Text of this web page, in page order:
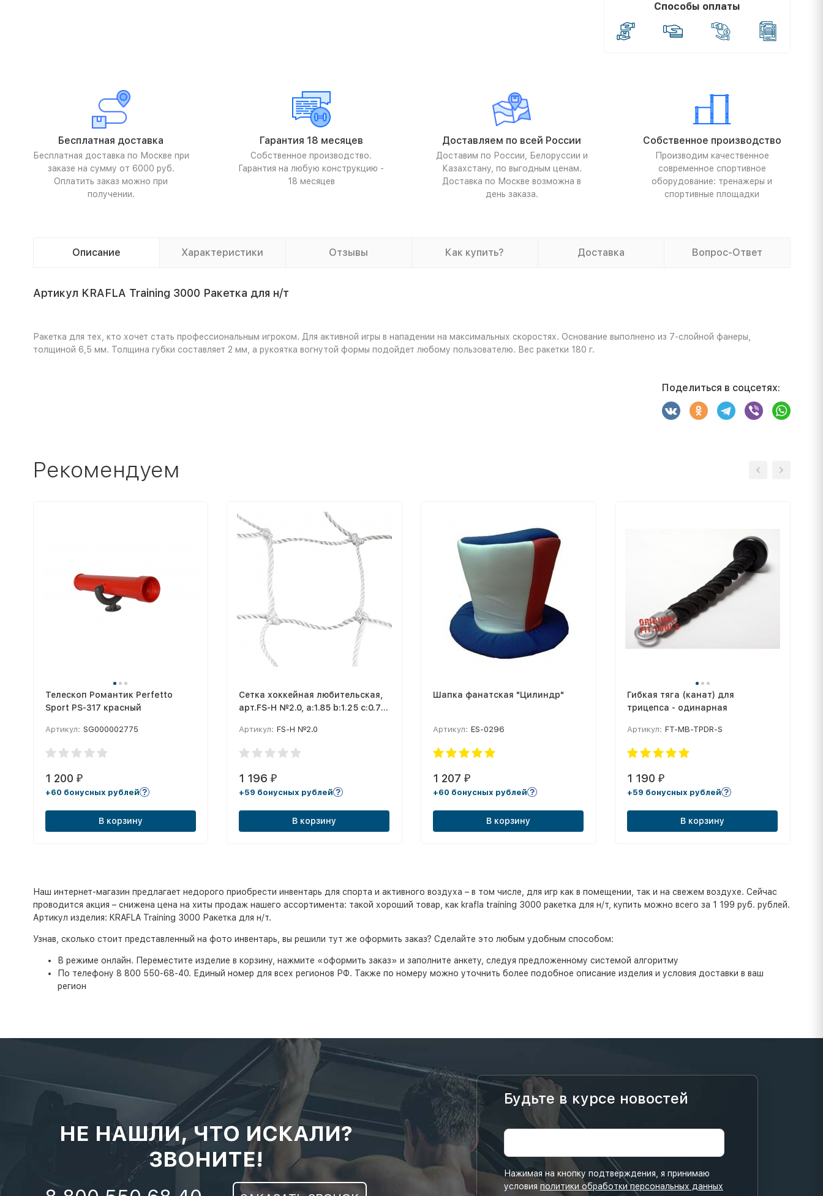
Способы оплаты
Бесплатная доставка
Бесплатная доставка по Москве при
заказе на сумму от 6000 руб.
Оплатить заказ можно при
получении.
Гарантия 18 месяцев
Собственное производство.
Гарантия на любую конструкцию -
18 месяцев
Доставляем по всей России
Доставим по России, Белоруссии и
Казахстану, по выгодным ценам.
Доставка по Москве возможна в
день заказа.
Собственное производство
Производим качественное
современное спортивное
оборудование: тренажеры и
спортивные площадки
Описание Характеристики Отзывы Как купить? Доставка Вопрос-Ответ
Артикул KRAFLA Training 3000 Ракетка для н/т
Ракетка для тех, кто хочет стать профессиональным игроком. Для активной игры в нападении на максимальных скоростях. Основание выполнено из 7-слойной фанеры,
толщиной 6,5 мм. Толщина губки составляет 2 мм, а рукоятка вогнутой формы подойдет любому пользователю. Вес ракетки 180 г.
Поделиться в соцсетях:
Рекомендуем
Телескоп Романтик Perfetto
Sport PS-317 красный
Артикул: SG000002775
1 200 ₽
+60 бонусных рублей
В корзину
Сетка хоккейная любительская,
арт.FS-H №2.0, a:1.85 b:1.25 c:0.7
бел
Артикул: FS-H №2.0
1 196₽
+59 бонусных рублей
В корзину
Шапка фанатская "Цилиндр"
Артикул: ES-0296
1 207 ₽
+60 бонусных рублей
В корзину
Гибкая тяга (канат) для
трицепса - одинарная
Артикул: FT-MB-TPDR-S
1 190 ₽
+59 бонусных рублей
В корзину
Наш интернет-магазин предлагает недорого приобрести инвентарь для спорта и активного воздуха – в том числе, для игр как в помещении, так и на свежем воздухе. Сейчас
проводится акция – снижена цена на хиты продаж нашего ассортимента: такой хороший товар, как krafla training 3000 ракетка для н/т, купить можно всего за 1 199 руб. рублей.
Артикул изделия: KRAFLA Training 3000 Ракетка для н/т.
Узнав, сколько стоит представленный на фото инвентарь, вы решили тут же оформить заказ? Сделайте это любым удобным способом:
В режиме онлайн. Переместите изделие в корзину, нажмите «оформить заказ» и заполните анкету, следуя предложенному системой алгоритму
По телефону 8 800 550-68-40. Единый номер для всех регионов РФ. Также по номеру можно уточнить более подобное описание изделия и условия доставки в ваш
регион
НЕ НАШЛИ, ЧТО ИСКАЛИ?
ЗВОНИТЕ!
Будьте в курсе новостей
Нажимая на кнопку подтверждения, я принимаю
условия политики обработки персональных данных